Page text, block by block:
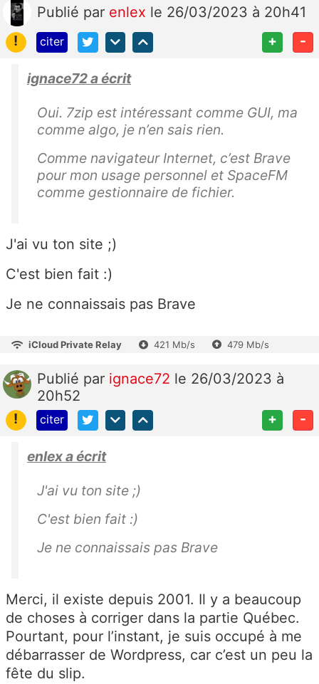
Publié par enlex le 26/03/2023 à 20h41
!
citer + -
ignace72 a écrit
Oui. 7zip est intéressant comme GUI, ma
comme algo, je n’en sais rien.
Comme navigateur Internet, c’est Brave
pour mon usage personnel et SpaceFM
comme gestionnaire de fichier.
J'ai vu ton site ;)
C'est bien fait :)
Je ne connaissais pas Brave
iCloud Private Relay 421 Mb/s 479 Mb/s
Publié par ignace72 le 26/03/2023 à
20h52
!
citer + -
enlex a écrit
J'ai vu ton site ;)
C'est bien fait :)
Je ne connaissais pas Brave
Merci, il existe depuis 2001. Il y a beaucoup
de choses à corriger dans la partie Québec.
Pourtant, pour l’instant, je suis occupé à me
débarrasser de Wordpress, car c’est un peu la
fête du slip.